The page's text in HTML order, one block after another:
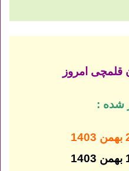
قلمچی امروز
شده :